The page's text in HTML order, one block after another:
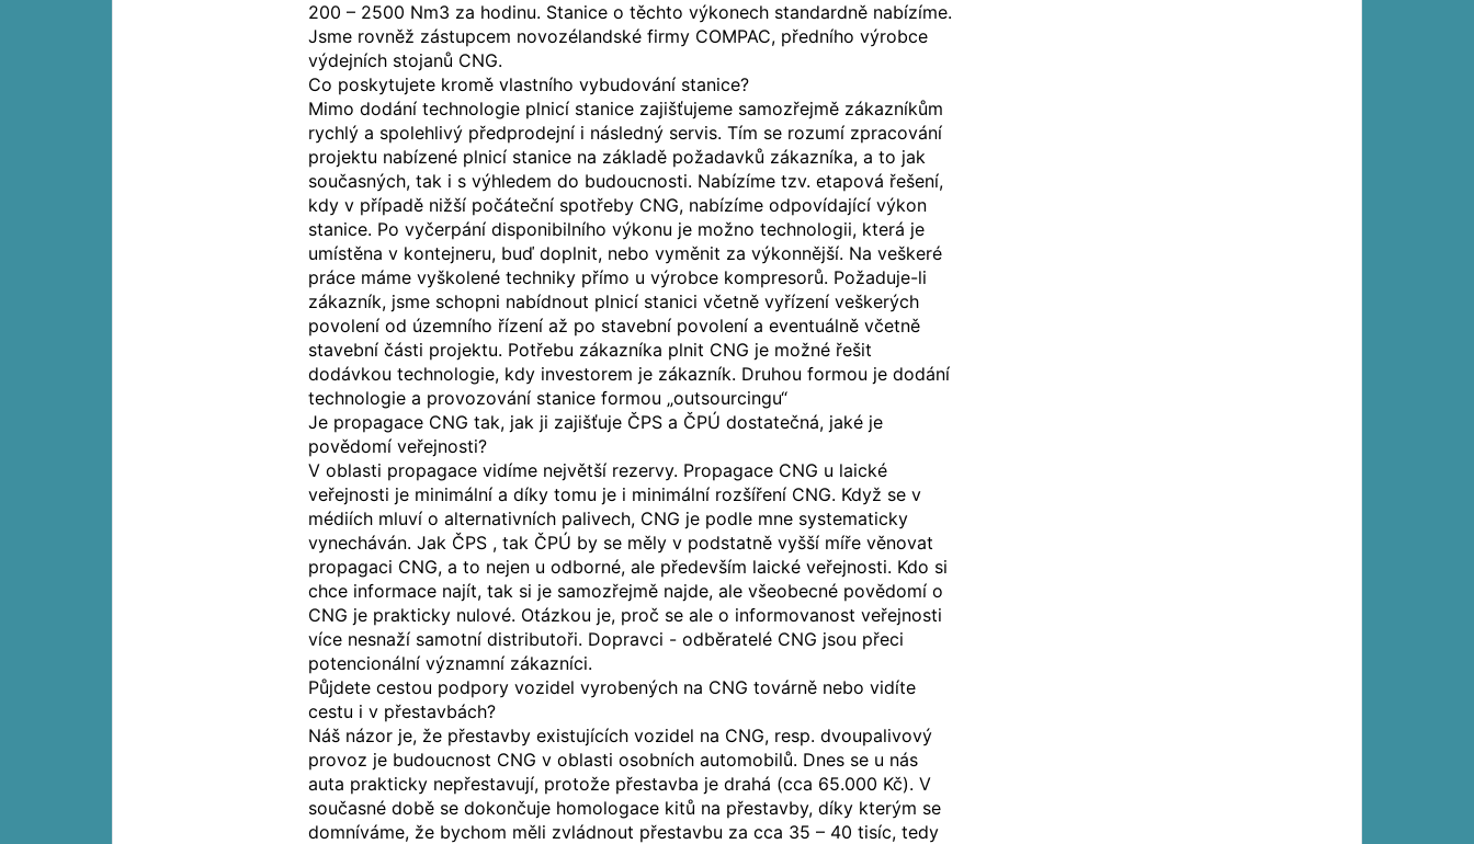
200 – 2500 Nm3 za hodinu. Stanice o těchto výkonech standardně nabízíme.
Jsme rovněž zástupcem novozélandské firmy COMPAC, předního výrobce
výdejních stojanů CNG.
Co poskytujete kromě vlastního vybudování stanice?
Mimo dodání technologie plnicí stanice zajišťujeme samozřejmě zákazníkům
rychlý a spolehlivý předprodejní i následný servis. Tím se rozumí zpracování
projektu nabízené plnicí stanice na základě požadavků zákazníka, a to jak
současných, tak i s výhledem do budoucnosti. Nabízíme tzv. etapová řešení,
kdy v případě nižší počáteční spotřeby CNG, nabízíme odpovídající výkon
stanice. Po vyčerpání disponibilního výkonu je možno technologii, která je
umístěna v kontejneru, buď doplnit, nebo vyměnit za výkonnější. Na veškeré
práce máme vyškolené techniky přímo u výrobce kompresorů. Požaduje-li
zákazník, jsme schopni nabídnout plnicí stanici včetně vyřízení veškerých
povolení od územního řízení až po stavební povolení a eventuálně včetně
stavební části projektu. Potřebu zákazníka plnit CNG je možné řešit
dodávkou technologie, kdy investorem je zákazník. Druhou formou je dodání
technologie a provozování stanice formou „outsourcingu“
Je propagace CNG tak, jak ji zajišťuje ČPS a ČPÚ dostatečná, jaké je
povědomí veřejnosti?
V oblasti propagace vidíme největší rezervy. Propagace CNG u laické
veřejnosti je minimální a díky tomu je i minimální rozšíření CNG. Když se v
médiích mluví o alternativních palivech, CNG je podle mne systematicky
vynecháván. Jak ČPS , tak ČPÚ by se měly v podstatně vyšší míře věnovat
propagaci CNG, a to nejen u odborné, ale především laické veřejnosti. Kdo si
chce informace najít, tak si je samozřejmě najde, ale všeobecné povědomí o
CNG je prakticky nulové. Otázkou je, proč se ale o informovanost veřejnosti
více nesnaží samotní distributoři. Dopravci - odběratelé CNG jsou přeci
potencionální významní zákazníci.
Půjdete cestou podpory vozidel vyrobených na CNG továrně nebo vidíte
cestu i v přestavbách?
Náš názor je, že přestavby existujících vozidel na CNG, resp. dvoupalivový
provoz je budoucnost CNG v oblasti osobních automobilů. Dnes se u nás
auta prakticky nepřestavují, protože přestavba je drahá (cca 65.000 Kč). V
současné době se dokončuje homologace kitů na přestavby, díky kterým se
domníváme, že bychom měli zvládnout přestavbu za cca 35 – 40 tisíc, tedy